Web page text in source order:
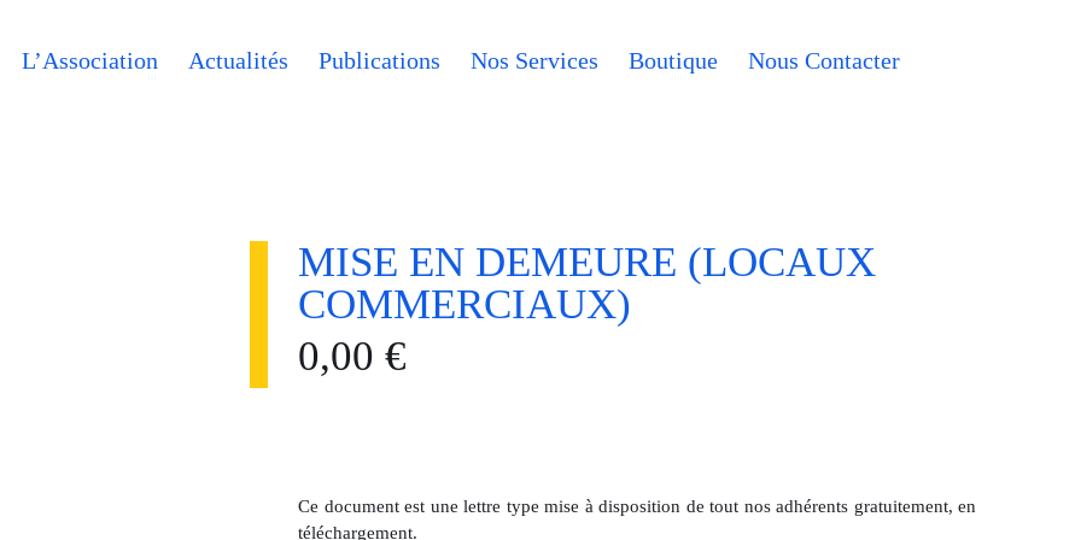
L’Association Actualités Publications Nos Services Boutique Nous Contacter
MISE EN DEMEURE (LOCAUX
COMMERCIAUX)
0,00€
Ce document est une lettre type mise à disposition de tout nos adhérents gratuitement, en
téléchargement.